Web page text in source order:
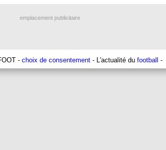
emplacement publicitaire
- choix de consentement - L'actualité du football -